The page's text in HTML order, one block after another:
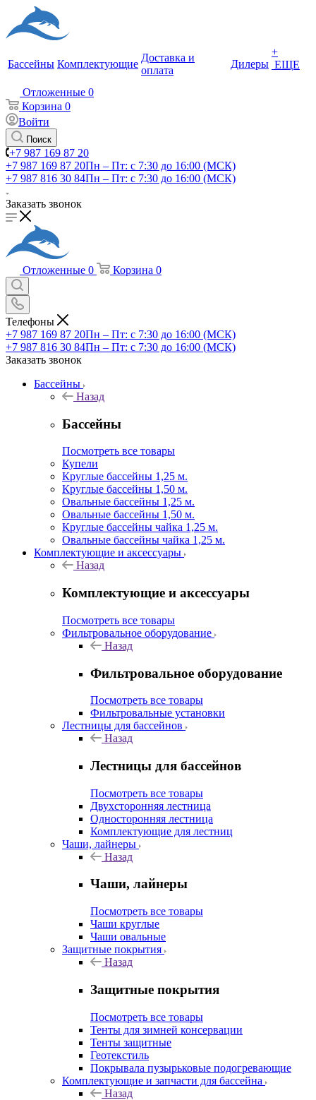
Бассейны Комплектующие
Доставка и
оплата
Дилеры
+
ЕЩЕ
Отложенные 0
Корзина 0
Войти
Поиск
+7 987 169 87 20
+7 987 169 87 20Пн – Пт: с 7:30 до 16:00 (МСК)
+7 987 816 30 84Пн – Пт: с 7:30 до 16:00 (МСК)
Заказать звонок
Отложенные 0 Корзина 0
Телефоны
+7 987 169 87 20Пн – Пт: с 7:30 до 16:00 (МСК)
+7 987 816 30 84Пн – Пт: с 7:30 до 16:00 (МСК)
Заказать звонок
Бассейны
Назад
Бассейны
Посмотреть все товары
Купели
Круглые бассейны 1,25 м.
Круглые бассейны 1,50 м.
Овальные бассейны 1,25 м.
Овальные бассейны 1,50 м.
Круглые бассейны чайка 1,25 м.
Овальные бассейны чайка 1,25 м.
Комплектующие и аксессуары
Назад
Комплектующие и аксессуары
Посмотреть все товары
Фильтровальное оборудование
Назад
Фильтровальное оборудование
Посмотреть все товары
Фильтровальные установки
Лестницы для бассейнов
Назад
Лестницы для бассейнов
Посмотреть все товары
Двухсторонняя лестница
Односторонняя лестница
Комплектующие для лестниц
Чаши, лайнеры
Назад
Чаши, лайнеры
Посмотреть все товары
Чаши круглые
Чаши овальные
Защитные покрытия
Назад
Защитные покрытия
Посмотреть все товары
Тенты для зимней консервации
Тенты защитные
Геотекстиль
Покрывала пузырьковые подогревающие
Комплектующие и запчасти для бассейна
Назад